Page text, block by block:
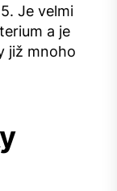
Je velmi
a je
již mnoho